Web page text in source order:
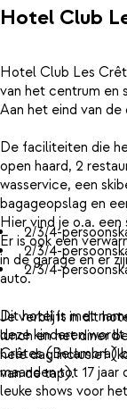
Hotel Club
Hotel Club Les
van het centrum en
Aan het eind van
De faciliteiten die
open haard, 2
wasservice, een
bagageopslag en
Hier vind je o.a.
Er is ook een
in de garage en er
auto.
Dit hotel is met
deze kinderen
Crêtes (Belambra)
maanden tot 17 jaar
leuke shows voor
2/3/4-
2/3/4-
2/3/4-
Je verblijft in dit
lunch en het diner
hele dag inclusief
van de tap).